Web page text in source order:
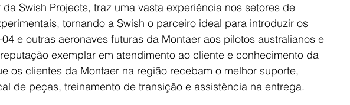
da Swish Projects, traz uma vasta experiência nos setores de
tornando a Swish o parceiro ideal para introduzir os
e outras aeronaves futuras da Montaer aos pilotos australianos e
exemplar em atendimento ao cliente e conhecimento da
os clientes da Montaer na região recebam o melhor suporte,
de peças, treinamento de transição e assistência na entrega.